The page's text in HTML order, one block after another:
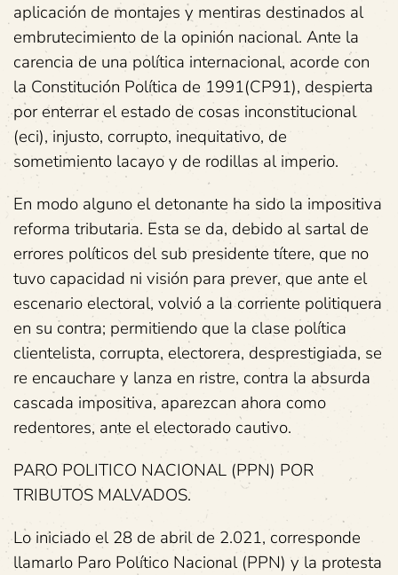
aplicación de montajes y mentiras destinados al
embrutecimiento de la opinión nacional. Ante la
carencia de una política internacional, acorde con
la Constitución Política de 1991(CP91), despierta
por enterrar el estado de cosas inconstitucional
(eci), injusto, corrupto, inequitativo, de
sometimiento lacayo y de rodillas al imperio.
En modo alguno el detonante ha sido la impositiva
reforma tributaria. Esta se da, debido al sartal de
errores políticos del sub presidente títere, que no
tuvo capacidad ni visión para prever, que ante el
escenario electoral, volvió a la corriente politiquera
en su contra; permitiendo que la clase política
clientelista, corrupta, electorera, desprestigiada, se
re encauchare y lanza en ristre, contra la absurda
cascada impositiva, aparezcan ahora como
redentores, ante el electorado cautivo.
PARO POLITICO NACIONAL (PPN) POR
TRIBUTOS MALVADOS.
Lo iniciado el 28 de abril de 2.021, corresponde
llamarlo Paro Político Nacional (PPN) y la protesta